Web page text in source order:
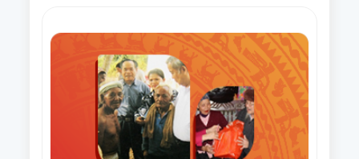
Văn bản số 275/HNCT-VP ngày 16/9/2025 của Ban
Thường vụ Trung ương Hội NCT Việt Nam về việc
tuyên truyền Ngày Quốc tế NCT (1/10) và Tháng
hành động vì NCT Việt Nam năm 2025
Điều lệ Giải Cờ tướng trung cao tuổi quốc gia lần
thứ XI năm 2025
Văn bản số 296/HNCT-VP ngày 14/8/2025 của Ban
Thường vụ Trung ương Hội NCT Việt Nam về việc